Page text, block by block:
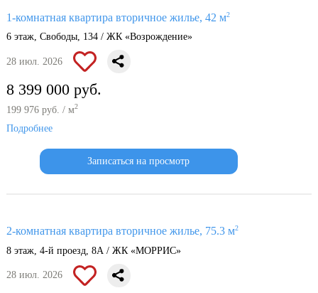
1-комнатная квартира вторичное жилье, 42 м2
6 этаж, Свободы, 134 / ЖК «Возрождение»
28 июл. 2026
8 399 000 руб.
199 976 руб. / м2
Подробнее
Записаться на просмотр
2-комнатная квартира вторичное жилье, 75.3 м2
8 этаж, 4-й проезд, 8А / ЖК «МОРРИС»
28 июл. 2026